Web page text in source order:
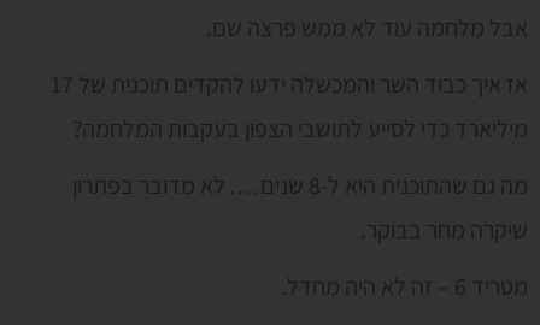
אבל מלחמה עוד לא ממש פרצה שם.
אז איך כבוד השר והמכשלה ידעו להקדים תוכנית של 17
מיליארד כדי לסייע לתושבי הצפון בעקבות המלחמה?
מה גם שהתוכנית היא ל-8 שנים…. לא מדובר בפתרון
שיקרה מחר בבוקר.
מטריד 6 – זה לא היה מחדל.